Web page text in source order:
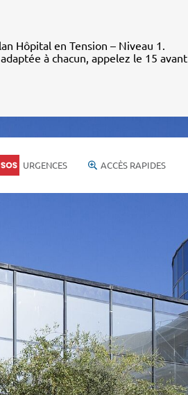
Hôpital en Tension – Niveau 1.
à chacun, appelez le 15 avant
URGENCES ACCÈS RAPIDES